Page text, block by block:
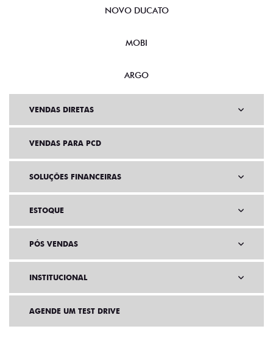
NOVO DUCATO
MOBI
ARGO
VENDAS DIRETAS
VENDAS PARA PCD
SOLUÇÕES FINANCEIRAS
ESTOQUE
PÓS VENDAS
INSTITUCIONAL
AGENDE UM TEST DRIVE